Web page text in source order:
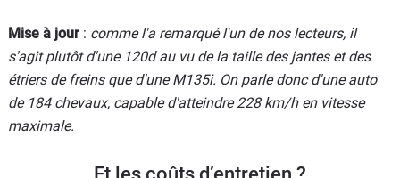
Mise à jour : comme l'a remarqué l'un de nos lecteurs, il
s'agit plutôt d'une 120d au vu de la taille des jantes et des
étriers de freins que d'une M135i. On parle donc d'une auto
de 184 chevaux, capable d'atteindre 228 km/h en vitesse
maximale.